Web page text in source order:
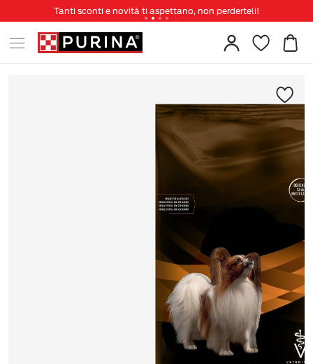
Tanti sconti e novità ti aspettano, non perderteli!
Spedizione gratuita a partire da 49 €
Invita un amico per te 5€ di sconto sul prossimo ordine!